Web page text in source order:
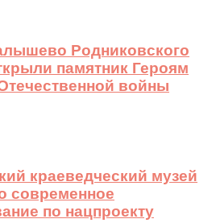
Родниковского
памятник Героям
войны
краеведческий музей
современное
по нацпроекту